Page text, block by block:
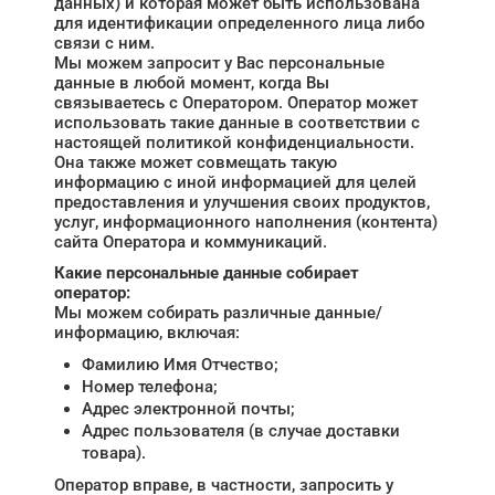
для идентификации определенного лица либо
связи с ним.
Мы можем запросит у Вас персональные
данные в любой момент, когда Вы
связываетесь с Оператором. Оператор может
использовать такие данные в соответствии с
настоящей политикой конфиденциальности.
Она также может совмещать такую
информацию с иной информацией для целей
предоставления и улучшения своих продуктов,
услуг, информационного наполнения (контента)
сайта Оператора и коммуникаций.
Какие персональные данные собирает
оператор:
Мы можем собирать различные данные/
информацию, включая:
Фамилию Имя Отчество;
Номер телефона;
Адрес электронной почты;
Адрес пользователя (в случае доставки
товара).
Оператор вправе, в частности, запросить у